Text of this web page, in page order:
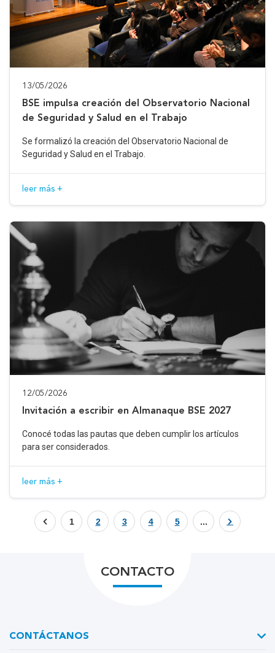
13/05/2026
BSE impulsa creación del Observatorio Nacional
de Seguridad y Salud en el Trabajo
Se formalizó la creación del Observatorio Nacional de
Seguridad y Salud en el Trabajo.
leer más +
12/05/2026
Invitación a escribir en Almanaque BSE 2027
Conocé todas las pautas que deben cumplir los artículos
para ser considerados.
leer más +
1 2 3 4 5 ...
CONTACTO
CONTÁCTANOS